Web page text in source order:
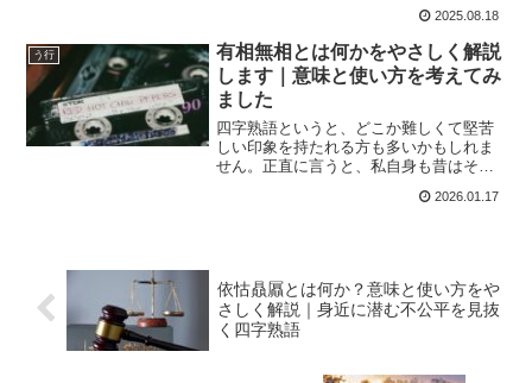
ことが多く、相手に対して「やる」と言
ったのにできなかった…という経験は少
なくありません。そんな中...
2025.08.18
う行
有相無相とは何かをやさしく解説
します｜意味と使い方を考えてみ
ました
四字熟語というと、どこか難しくて堅苦
しい印象を持たれる方も多いかもしれま
せん。正直に言うと、私自身も昔はそう
を聞かれると口ごもってしまう言葉がた
2026.01.17
依怙贔屭とは何か？意味と使い方をや
さしく解説｜身近に潜む不公平を見抜
く四字熟語